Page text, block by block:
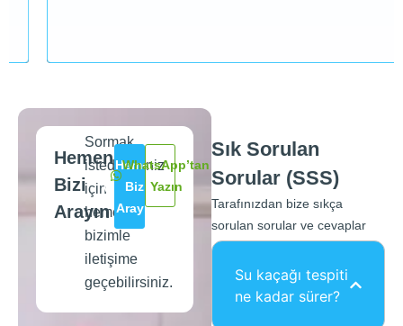
Hemen
Bizi
Arayın
Sormak
istedikleriniz
için
hemen
bizimle
iletişime
geçebilirsiniz.
Hemen
Bizi
Arayın
WhatsApp’tan
Yazın
Sık Sorulan
Sorular (SSS)
Tarafınızdan bize sıkça
sorulan sorular ve cevaplar
Su kaçağı tespiti
ne kadar sürer?